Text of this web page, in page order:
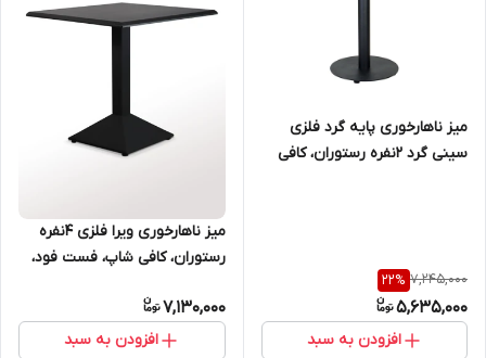
میز ناهارخوری پایه گرد فلزی
سینی گرد ۲نفره رستوران، کافی
7,245,000
22%
5,635,000
افزودن به سبد
میز ناهارخوری ویرا فلزی ۴نفره
رستوران، کافی شاپ، فست فود،
7,130,000
افزودن به سبد